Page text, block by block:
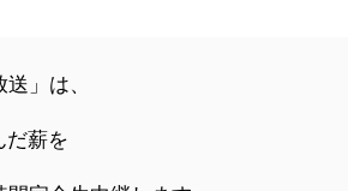
」は、
だ薪を